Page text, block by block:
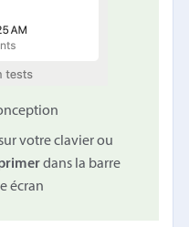
votre clavier ou
dans la barre
écran